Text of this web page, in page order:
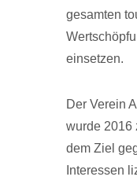
gesamten
einsetzen.
Der Verein
wurde 2016
dem Ziel
Interessen